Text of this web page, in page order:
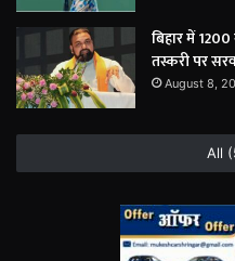
बिहार में
तस्करी पर
August 8,
All